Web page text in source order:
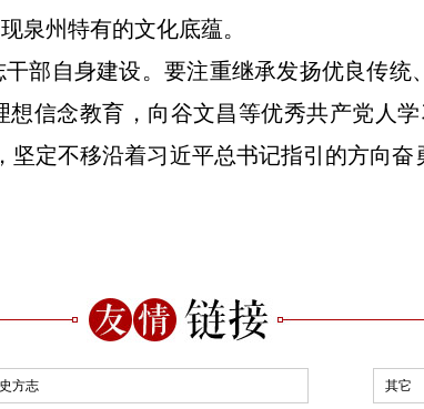
泉州特有的文化底蕴。
自身建设。要注重继承发扬优良传统
信念教育，向谷文昌等优秀共产党人
定不移沿着习近平总书记指引的方向
方志 其它